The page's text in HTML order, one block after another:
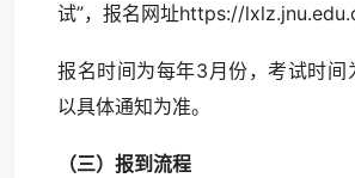
试”，报名网址https://
报名时间为每年3月份，考试时间
以具体通知为准。
（三） 报到流程